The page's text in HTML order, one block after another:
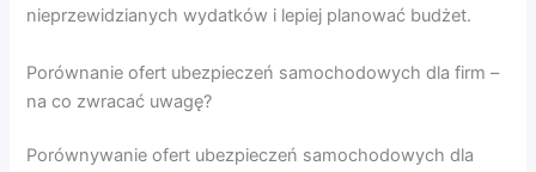
nieprzewidzianych wydatków i lepiej planować budżet.
Porównanie ofert ubezpieczeń samochodowych dla firm –
na co zwracać uwagę?
Porównywanie ofert ubezpieczeń samochodowych dla